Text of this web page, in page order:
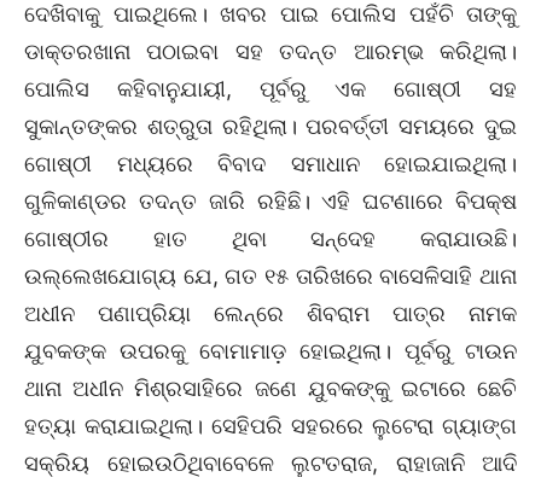
ଦେଖିବାକୁ ପାଇଥିଲେ। ଖବର ପାଇ ପୋଲିସ ପହଁଚି ତାଙ୍କୁ
ଡାକ୍ତରଖାନା ପଠାଇବା ସହ ତଦନ୍ତ ଆରମ୍ଭ କରିଥିଲା।
ପୋଲିସ କହିବାନୁଯାୟୀ, ପୂର୍ବରୁ ଏକ ଗୋଷ୍ଠୀ ସହ
ସୁକାନ୍ତଙ୍କର ଶତ୍ରୁତା ରହିଥିଲା। ପରବର୍ତ୍ତୀ ସମୟରେ ଦୁଇ
ଗୋଷ୍ଠୀ ମଧ୍ୟରେ ବିବାଦ ସମାଧାନ ହୋଇଯାଇଥିଲା।
ଗୁଳିକାଣ୍ଡର ତଦନ୍ତ ଜାରି ରହିଛି। ଏହି ଘଟଣାରେ ବିପକ୍ଷ
ଗୋଷ୍ଠୀର ହାତ ଥିବା ସନ୍ଦେହ କରାଯାଉଛି।
ଉଲ୍ଲେଖଯୋଗ୍ୟ ଯେ, ଗତ ୧୫ ତାରିଖରେ ବାସେଳିସାହି ଥାନା
ଅଧୀନ ପଣାପ୍ରିୟା ଲେନ୍‌ରେ ଶିବରାମ ପାତ୍ର ନାମକ
ଯୁବକଙ୍କ ଉପରକୁ ବୋମାମାଡ଼ ହୋଇଥିଲା। ପୂର୍ବରୁ ଟାଉନ
ଥାନା ଅଧୀନ ମିଶ୍ରସାହିରେ ଜଣେ ଯୁବକଙ୍କୁ ଇଟାରେ ଛେଚି
ହତ୍ୟା କରାଯାଇଥିଲା। ସେହିପରି ସହରରେ ଲୁଟେରା ଗ୍ୟାଙ୍ଗ
ସକ୍ରିୟ ହୋଇଉଠିଥିବାବେଳେ ଲୁଟତରାଜ, ରାହାଜାନି ଆଦି